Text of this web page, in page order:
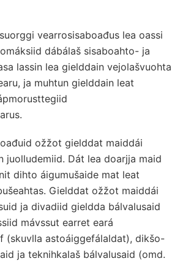
vearrosisaboađus lea oassi
dábálaš sisaboahto- ja
lassin lea gielddain vejolašvuohta
ja muhtun gielddain leat
ožžot gielddat maiddái
juolludemiid. Dát lea doarjja maid
dihto áigumušaide mat leat
Gielddat ožžot maiddái
ja divadiid gieldda bálvalusaid
mávssut earret eará
(skuvlla astoáiggefálaldat), dikšo-
ja teknihkalaš bálvalusaid (omd.